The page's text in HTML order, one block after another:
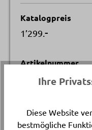
Katalogpreis
1’299. -
Artikelnummer
20943.1.
Nussbaum
Ihre
Diese Website
bestmögliche